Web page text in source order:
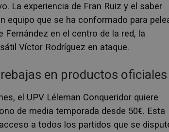
La experiencia de Fran Ruiz y el saber
equipo que se ha conformado para
en el centro de la red, la
Víctor Rodríguez en ataque.
en productos oficiales
el UPV Léleman Conqueridor quiere
de media temporada desde 50€. Esta
a todos los partidos que se